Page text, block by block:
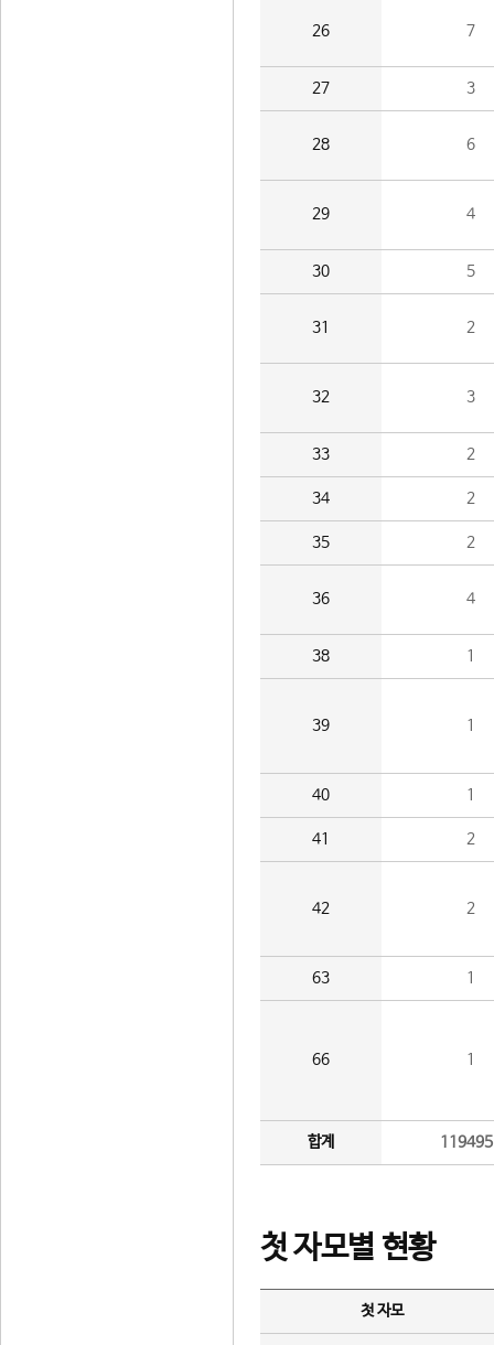
26 7
27 3
28 6
29 4
30 5
31 2
32 3
33 2
34 2
35 2
36 4
38 1
39 1
40 1
41 2
42 2
63 1
66 1
합계
첫 자모별 현황
첫 자모